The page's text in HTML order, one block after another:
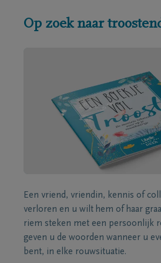
Op zoek naar
Een vriend, vriendin, kennis of
verloren en u wilt hem of haar
riem steken met een persoonlijk
geven u de woorden wanneer u
bent, in elke rouwsituatie.